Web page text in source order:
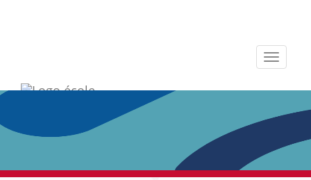
Toggle